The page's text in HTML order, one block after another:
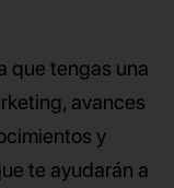
que tengas una
avances
y
te ayudarán a